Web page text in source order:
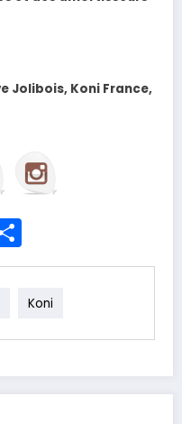
Jolibois, Koni France,
Koni